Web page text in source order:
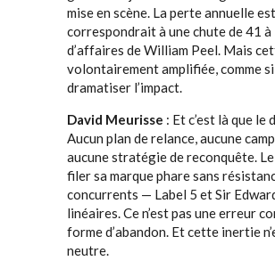
mise en scène. La perte annuelle
correspondrait à une chute de 41
d’affaires de William Peel. Mais
volontairement amplifiée, comme si
dramatiser l’impact.
David Meurisse : Et c’est là que le
Aucun plan de relance, aucune
aucune stratégie de reconquête.
filer sa marque phare sans
concurrents — Label 5 et Sir
linéaires. Ce n’est pas une erreur
forme d’abandon. Et cette inertie
neutre.